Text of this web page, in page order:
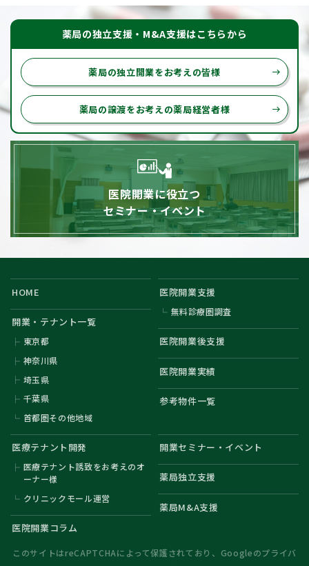
薬局の独立支援・M&A支援はこちらから
薬局の独立開業をお考えの皆様 east
薬局の譲渡をお考えの薬局経営者様 east
医院開業に役立つ
セミナー・イベント
HOME
開業・テナント一覧
東京都
神奈川県
埼玉県
千葉県
首都圏その他地域
医院開業支援
無料診療圏調査
医院開業後支援
医院開業実績
参考物件一覧
医療テナント開発
医療テナント誘致をお考えのオ
ーナー様
クリニックモール運営
医院開業コラム
開業セミナー・イベント
薬局独立支援
薬局M&A支援
このサイトはreCAPTCHAによって保護されており、Googleのプライバ